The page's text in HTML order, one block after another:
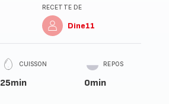
RECETTE DE
Dine11
CUISSON
25min
REPOS
0min